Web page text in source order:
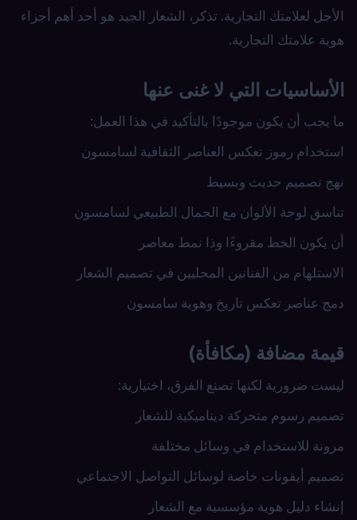
الأجل لعلامتك التجارية. تذكر، الشعار الجيد هو أحد أهم أجزاء
هوية علامتك التجارية.
الأساسيات التي لا غنى عنها
ما يجب أن يكون موجودًا بالتأكيد في هذا العمل:
استخدام رموز تعكس العناصر الثقافية لسامسون
نهج تصميم حديث وبسيط
تناسق لوحة الألوان مع الجمال الطبيعي لسامسون
أن يكون الخط مقروءًا وذا نمط معاصر
الاستلهام من الفنانين المحليين في تصميم الشعار
دمج عناصر تعكس تاريخ وهوية سامسون
قيمة مضافة (مكافأة)
ليست ضرورية لكنها تصنع الفرق، اختيارية:
تصميم رسوم متحركة ديناميكية للشعار
مرونة للاستخدام في وسائل مختلفة
تصميم أيقونات خاصة لوسائل التواصل الاجتماعي
إنشاء دليل هوية مؤسسية مع الشعار